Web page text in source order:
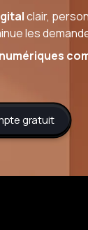
clair,
les
gratuit